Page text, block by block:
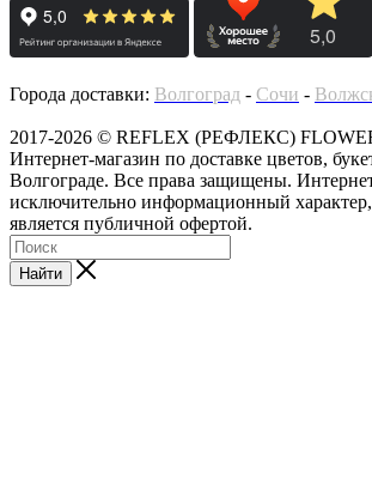
Города доставки: Волгоград - Сочи -
2017-2026 © REFLEX (РЕФЛЕКС)
Интернет-магазин по доставке цветов,
Волгограде. Все права защищены.
исключительно информационный
является публичной офертой.
Найти